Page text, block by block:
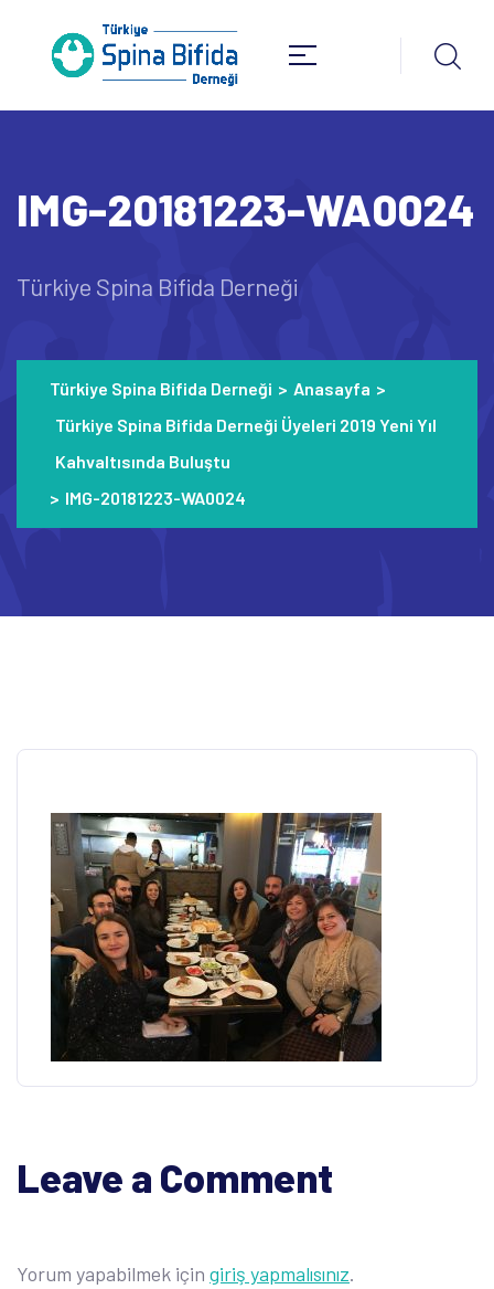
IMG-20181223-WA0024
Türkiye Spina Bifida Derneği
Türkiye Spina Bifida Derneği > Anasayfa >
Türkiye Spina Bifida Derneği Üyeleri 2019 Yeni Yıl
Kahvaltısında Buluştu
> IMG-20181223-WA0024
Leave a Comment
Yorum yapabilmek için giriş yapmalısınız.